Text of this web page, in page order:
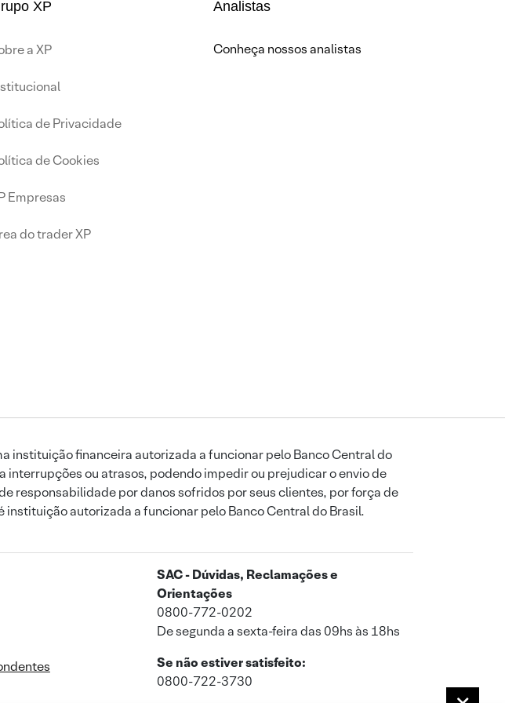
XP
a XP
de Privacidade
de Cookies
Empresas
do trader XP
Analistas
Conheça nossos analistas
instituição financeira autorizada a funcionar pelo Banco Central do
ou atrasos, podendo impedir ou prejudicar o envio de
responsabilidade por danos sofridos por seus clientes, por força de
autorizada a funcionar pelo Banco Central do Brasil.
SAC - Dúvidas, Reclamações e
Orientações
0800-772-0202
De segunda a sexta-feira das 09hs às 18hs
Se não estiver satisfeito:
0800-722-3730